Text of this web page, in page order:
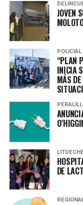
JOVEN
POLICIAL
“PLAN
INICIA
MÁS
DE